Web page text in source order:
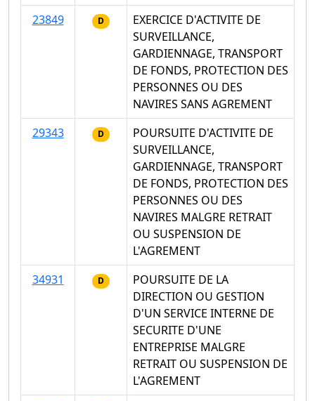
23849
D
EXERCICE D'ACTIVITE DE
SURVEILLANCE,
GARDIENNAGE, TRANSPORT
DE FONDS, PROTECTION DES
PERSONNES OU DES
NAVIRES SANS AGREMENT
29343
D
POURSUITE D'ACTIVITE DE
SURVEILLANCE,
GARDIENNAGE, TRANSPORT
DE FONDS, PROTECTION DES
PERSONNES OU DES
NAVIRES MALGRE RETRAIT
OU SUSPENSION DE
L'AGREMENT
34931
D
POURSUITE DE LA
DIRECTION OU GESTION
D'UN SERVICE INTERNE DE
SECURITE D'UNE
ENTREPRISE MALGRE
RETRAIT OU SUSPENSION DE
L'AGREMENT